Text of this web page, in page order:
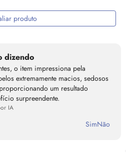
produto
dizendo
o item impressiona pela
extremamente macios, sedosos
um resultado
surpreendente.
IA
SimNão